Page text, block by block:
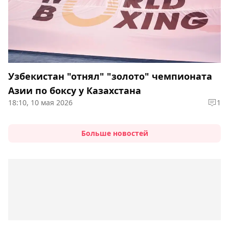
Узбекистан "отнял" "золото" чемпионата
Азии по боксу у Казахстана
18:10, 10 мая 2026 1
Больше новостей